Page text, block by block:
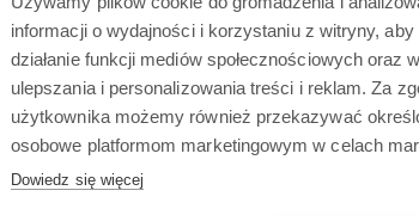
mopujace do
Qrevo - 4 szt
akcesoria Roborock, Zestaw
4 szt tekstylii mopujących
Szczotka
Szczotka
Zalecana
informacji o wydajności i korzystaniu z witryny, aby
działanie funkcji mediów społecznościowych oraz
ulepszania i personalizowania treści i reklam. Za
użytkownika możemy również przekazywać
osobowe platformom marketingowym w celach
Dowiedz się więcej